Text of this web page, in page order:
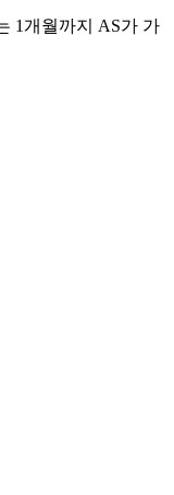
1개월까지 AS가 가